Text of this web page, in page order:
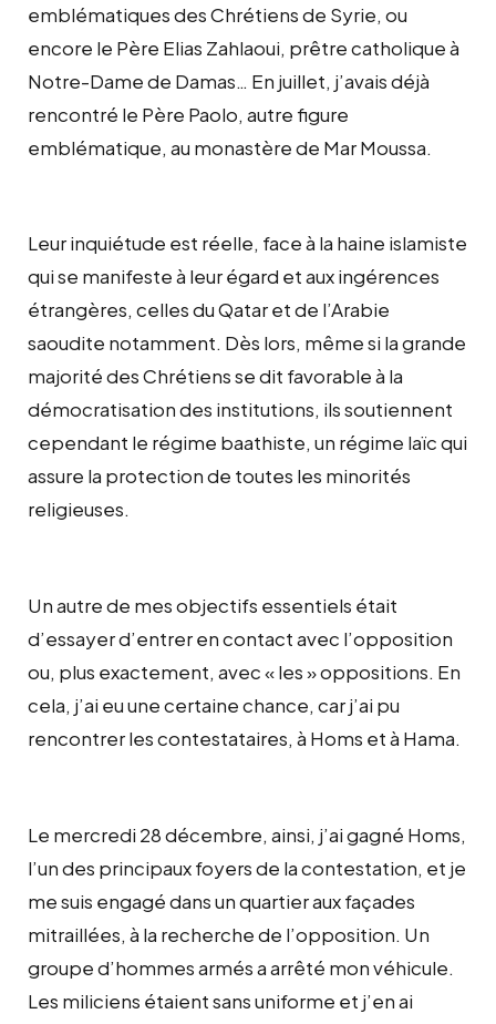
emblématiques des Chrétiens de Syrie, ou
encore le Père Elias Zahlaoui, prêtre catholique à
Notre-Dame de Damas… En juillet, j’avais déjà
rencontré le Père Paolo, autre figure
emblématique, au monastère de Mar Moussa.
Leur inquiétude est réelle, face à la haine islamiste
qui se manifeste à leur égard et aux ingérences
étrangères, celles du Qatar et de l’Arabie
saoudite notamment. Dès lors, même si la grande
majorité des Chrétiens se dit favorable à la
démocratisation des institutions, ils soutiennent
cependant le régime baathiste, un régime laïc qui
assure la protection de toutes les minorités
religieuses.
Un autre de mes objectifs essentiels était
d’essayer d’entrer en contact avec l’opposition
ou, plus exactement, avec « les » oppositions. En
cela, j’ai eu une certaine chance, car j’ai pu
rencontrer les contestataires, à Homs et à Hama.
Le mercredi 28 décembre, ainsi, j’ai gagné Homs,
l’un des principaux foyers de la contestation, et je
me suis engagé dans un quartier aux façades
mitraillées, à la recherche de l’opposition. Un
groupe d’hommes armés a arrêté mon véhicule.
Les miliciens étaient sans uniforme et j’en ai